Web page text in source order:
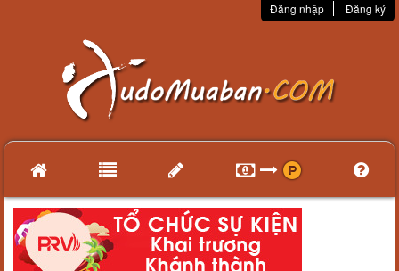
Đăng nhập Đăng ký